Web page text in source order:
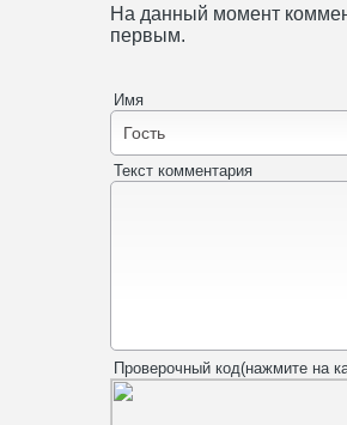
На данный момент
первым.
Имя
Текст комментария
Проверочный код(нажмите на